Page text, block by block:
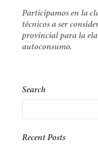
Participamos en la
técnicos a ser
provincial para la
autoconsumo.
Search
Recent Posts